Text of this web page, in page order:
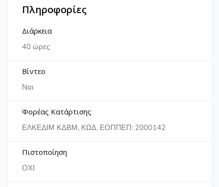
Πληροφορίες
Διάρκεια
40 ώρες
Βίντεο
Ναι
Φορέας Κατάρτισης
ΕΛΚΕΔΙΜ ΚΔΒΜ, ΚΩΔ. ΕΟΠΠΕΠ: 2000142
Πιστοποίηση
ΟΧΙ